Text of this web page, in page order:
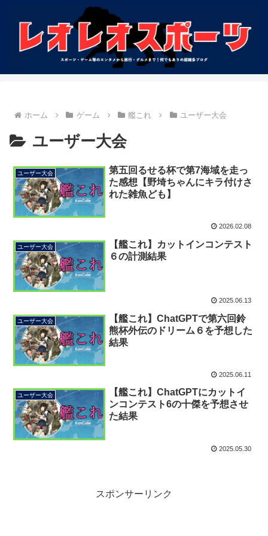
ホーム ゲーム 艦これ ユーザー大会
ユーザー大会
ユーザー大会
第五回るせる杯で第7海域を走っ
た感想【野埼ちゃんにキラ付けさ
れた雑魚ども】
2026.02.08
ユーザー大会
【艦これ】カットインコンテスト
６の計測結果
2025.06.13
ユーザー大会
【艦これ】ChatGPTで第六回鈴
熊杯外伝のドリーム６を予想した
結果
2025.06.11
ユーザー大会
【艦これ】ChatGPTにカットイ
ンコンテスト6の十傑を予想させ
た結果
2025.05.30
スポンサーリンク